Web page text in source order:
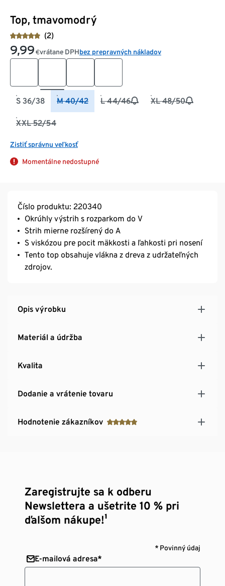
Top, tmavomodrý
(2)
9,99 €vrátane DPHbez prepravných nákladov
S 36/38 M 40/42 L 44/46 XL 48/50
XXL 52/54
Zistiť správnu veľkosť
Momentálne nedostupné
Číslo produktu: 220340
Okrúhly výstrih s rozparkom do V
Strih mierne rozšírený do A
S viskózou pre pocit mäkkosti a ľahkosti pri nosení
Tento top obsahuje vlákna z dreva z udržateľných
zdrojov.
Opis výrobku
Materiál a údržba
Kvalita
Dodanie a vrátenie tovaru
Hodnotenie zákazníkov
Zaregistrujte sa k odberu
Newslettera a ušetrite 10 % pri
ďalšom nákupe!¹
* Povinný údaj
E-mailová adresa*